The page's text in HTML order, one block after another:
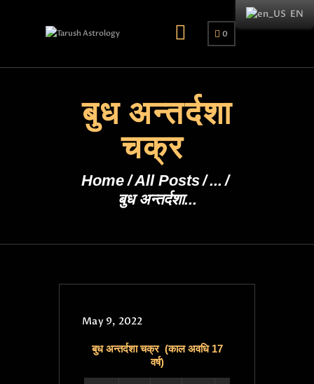
0
बुध अन्तर्दशा
चक्र
Home All Posts ...
बुध अन्तर्दशा...
May 9, 2022
बुध अन्तर्दशा चक्र (काल अवधि 17
वर्ष)
EN